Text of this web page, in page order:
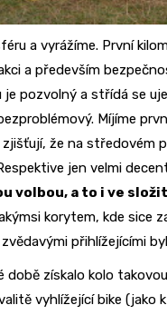
a vyrážíme. První
a především
pozvolný a střídá se
Míjíme
že na středovém
jen velmi
volbou, a to i ve
korytem, kde sice
přihlížejícími
získalo kolo
vyhlížející bike (jako